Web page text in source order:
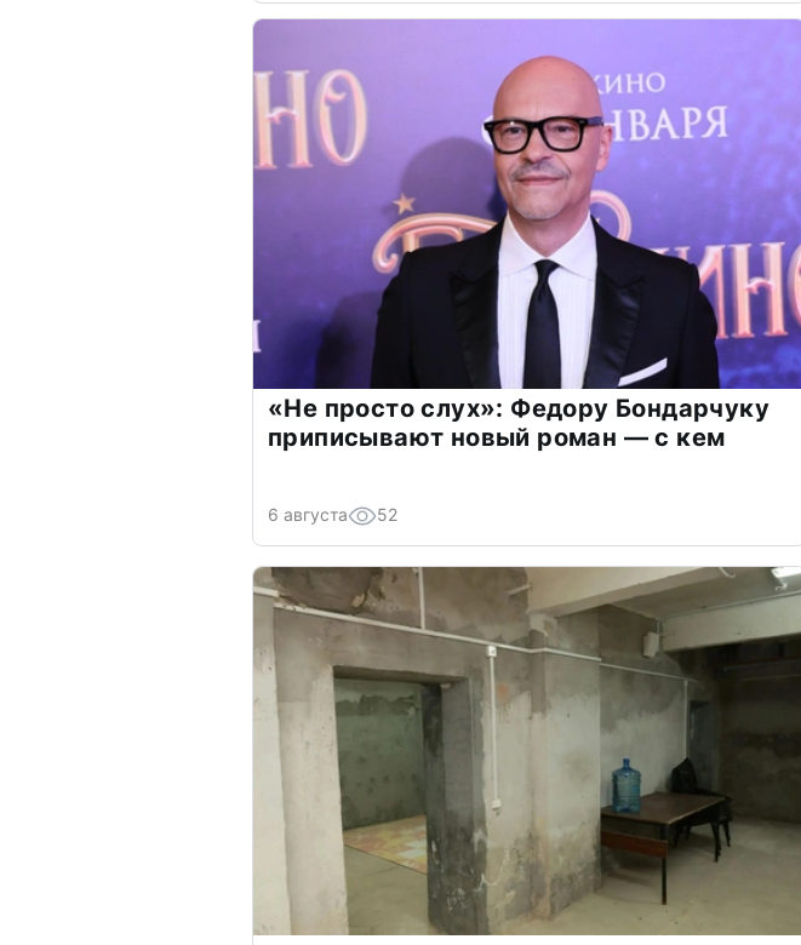
«Не просто слух»: Федору Бондарчуку
приписывают новый роман — с кем
6 августа 52